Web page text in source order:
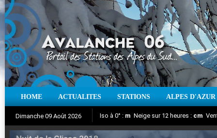
HOME ACTUALITES STATIONS ALPES D'AZUR
Dimanche 09 Août 2026 Iso à 0° : m Neige sur 12 heures : cm